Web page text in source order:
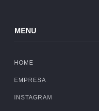
MENU
HOME
EMPRESA
INSTAGRAM